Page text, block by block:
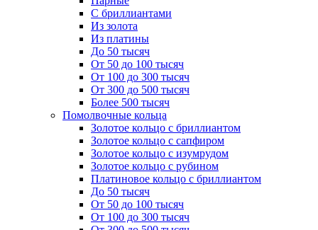
С бриллиантами
Из золота
Из платины
До 50 тысяч
От 50 до 100 тысяч
От 100 до 300 тысяч
От 300 до 500 тысяч
Более 500 тысяч
Помолвочные кольца
Золотое кольцо с бриллиантом
Золотое кольцо с сапфиром
Золотое кольцо с изумрудом
Золотое кольцо с рубином
Платиновое кольцо с бриллиантом
До 50 тысяч
От 50 до 100 тысяч
От 100 до 300 тысяч